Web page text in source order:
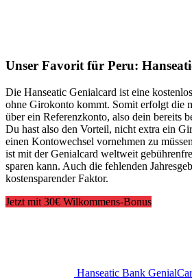
Unser Favorit für Peru:
Die Hanseatic Genialcard ist eine
ohne Girokonto kommt. Somit erfolgt die
über ein Referenzkonto, also dein bereits
Du hast also den Vorteil, nicht extra ein
einen Kontowechsel vornehmen zu
ist mit der Genialcard weltweit
sparen kann. Auch die fehlenden
kostensparender Faktor.
Jetzt mit 30€ Wilkommens-Bonus
Hanseatic Bank